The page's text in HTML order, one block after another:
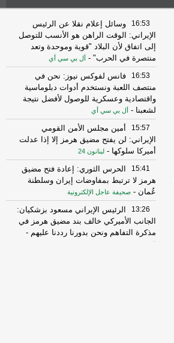
16:53
وسائل إعلام نقلا عن الرئيس
الإيراني: الوقت الراهن هو الأنسب للتوصل
إلى اتفاق لأن البلاد "قوية وموحدة وتعد
منتصرة في الحرب" - أل بي سي أي
16:53
فانس لفوكس نيوز: نحن في
منتصف اللعبة ونستخدم أدوات دبلوماسية
واقتصادية وعسكرية للوصول لأفضل نتيجة
لشعبنا - أل بي سي أي
15:57
أمين مجلس الأمن القومي
الإيراني: لن يفتح مضيق هرمز إلا إذا عدلت
أميركا سلوكها - لبنانون 24
15:41
الحرس الثوري: إعادة فتح مضيق
هرمز لا ترتبط بمفاوضات إيران وسلطنة
عُمان - صحيفة عاجل الإلكترونية
13:26
الرئيس الإيراني مسعود بزشكيان:
الجانب الأميركي خالف بند مضيق هرمز في
مذكرة التفاهم ونحن بدورنا رددنا عليهم -